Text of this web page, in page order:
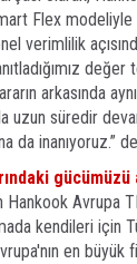
Flex
verimlilik
arkasında
uzun süredir
da inanıyoruz.”
gücümüzü
Avrupa
kendileri
en